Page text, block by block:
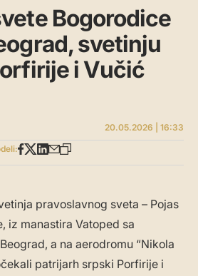
Bogorodice
svetinju
i Vučić
20.05.2026 | 16:33
pravoslavnog sveta – Pojas
iz manastira Vatoped sa
a na aerodromu “Nikola
patrijarh srpski Porfirije i